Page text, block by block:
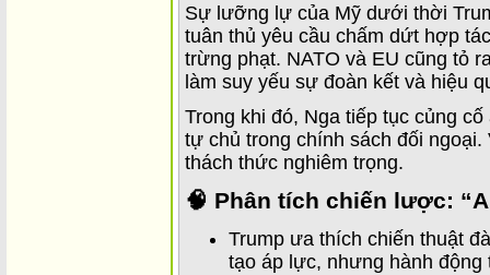
Sự lưỡng lự của Mỹ dưới thời
tuân thủ yêu cầu chấm dứt hợp
trừng phạt. NATO và EU cũng tỏ
làm suy yếu sự đoàn kết và hiệu
Trong khi đó, Nga tiếp tục củng
tự chủ trong chính sách đối
thách thức nghiêm trọng.
🧠 Phân tích chiến lược:
Trump ưa thích chiến thuật
tạo áp lực, nhưng hành động